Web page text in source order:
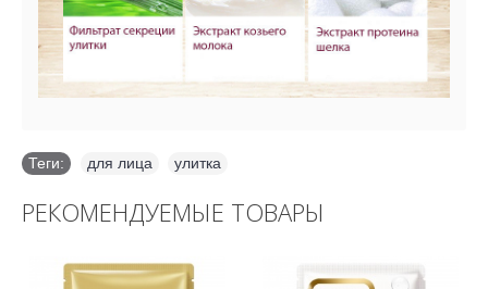
Теги: для лица улитка
РЕКОМЕНДУЕМЫЕ ТОВАРЫ